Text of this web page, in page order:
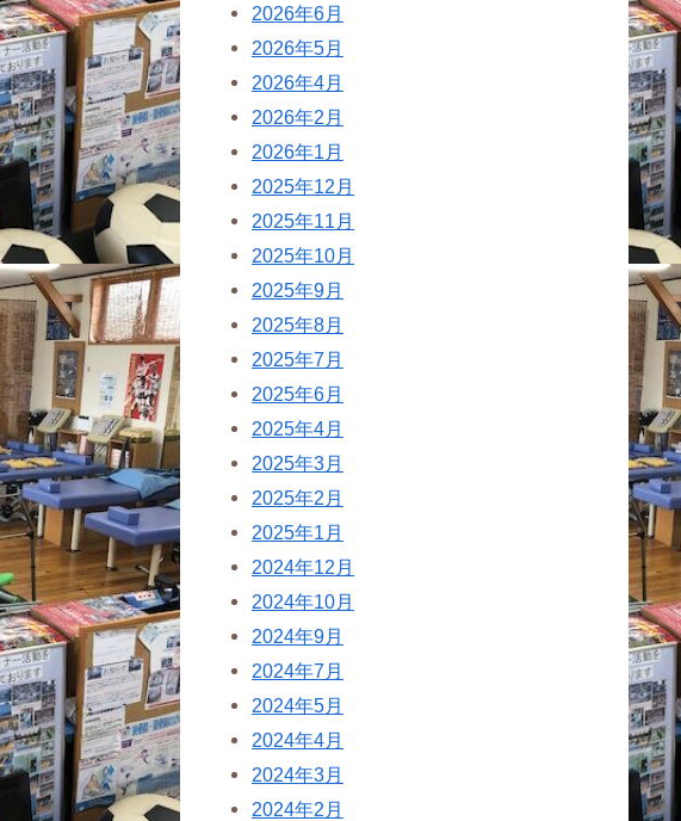
2026年6月
2026年5月
2026年4月
2026年2月
2026年1月
2025年12月
2025年11月
2025年10月
2025年9月
2025年8月
2025年7月
2025年6月
2025年4月
2025年3月
2025年2月
2025年1月
2024年12月
2024年10月
2024年9月
2024年7月
2024年5月
2024年4月
2024年3月
2024年2月